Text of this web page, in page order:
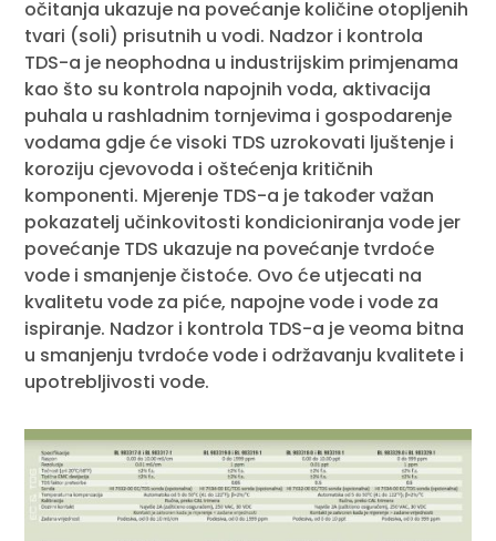
očitanja ukazuje na povećanje količine otopljenih
tvari (soli) prisutnih u vodi. Nadzor i kontrola
TDS-a je neophodna u industrijskim primjenama
kao što su kontrola napojnih voda, aktivacija
puhala u rashladnim tornjevima i gospodarenje
vodama gdje će visoki TDS uzrokovati ljuštenje i
koroziju cjevovoda i oštećenja kritičnih
komponenti. Mjerenje TDS-a je također važan
pokazatelj učinkovitosti kondicioniranja vode jer
povećanje TDS ukazuje na povećanje tvrdoće
vode i smanjenje čistoće. Ovo će utjecati na
kvalitetu vode za piće, napojne vode i vode za
ispiranje. Nadzor i kontrola TDS-a je veoma bitna
u smanjenju tvrdoće vode i održavanju kvalitete i
upotrebljivosti vode.